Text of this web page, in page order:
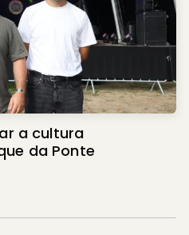
a cultura
da Ponte